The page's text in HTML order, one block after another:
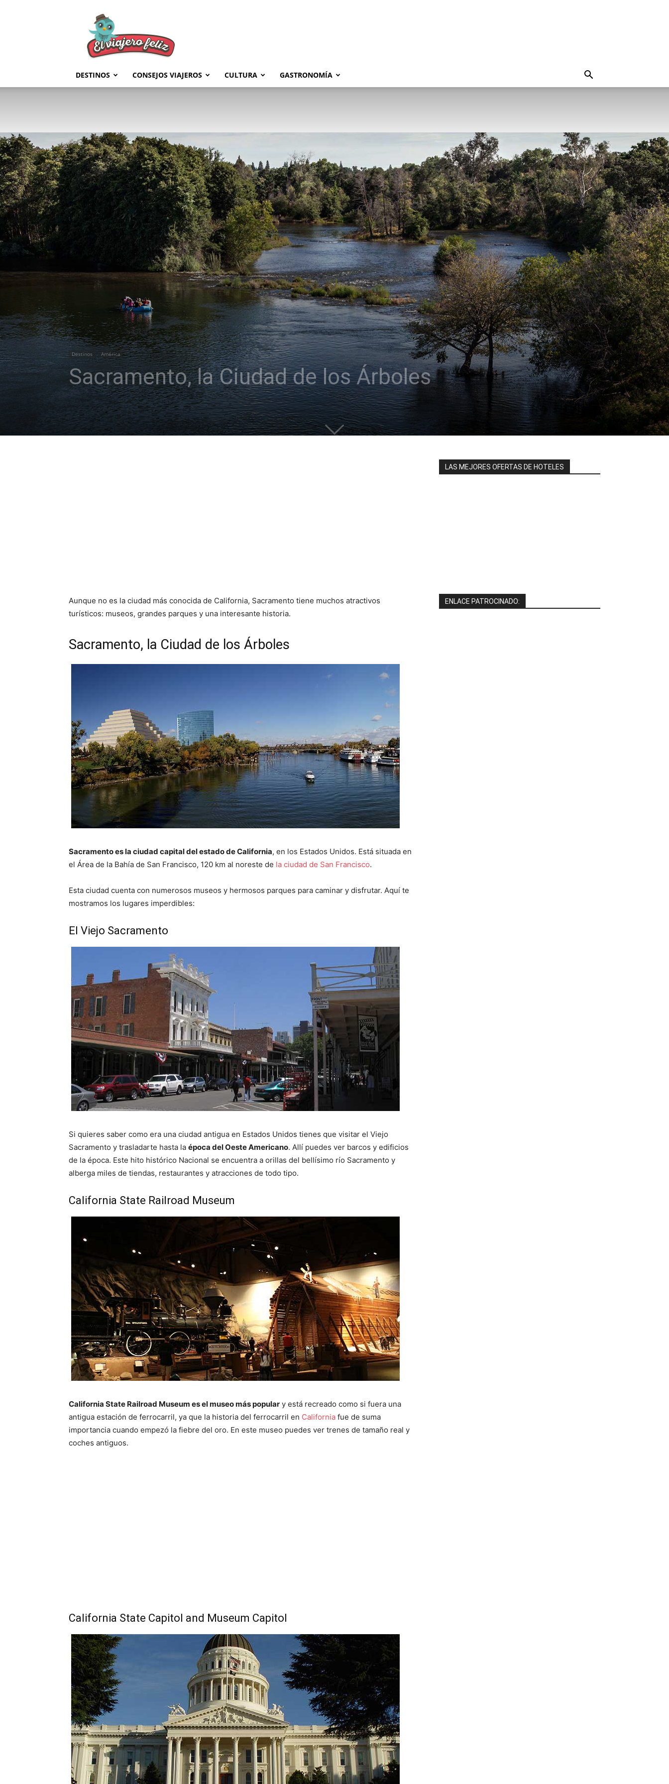
Feliz
DESTINOS CONSEJOS VIAJEROS CULTURA GASTRONOMÍA
Destinos América
Sacramento, la Ciudad de los Árboles
Aunque no es la ciudad más conocida de California, Sacramento tiene muchos atractivos
turísticos: museos, grandes parques y una interesante historia.
Sacramento, la Ciudad de los Árboles
Sacramento es la ciudad capital del estado de California, en los Estados Unidos. Está situada en
el Área de la Bahía de San Francisco, 120 km al noreste de la ciudad de San Francisco.
Esta ciudad cuenta con numerosos museos y hermosos parques para caminar y disfrutar. Aquí te
mostramos los lugares imperdibles:
El Viejo Sacramento
Si quieres saber como era una ciudad antigua en Estados Unidos tienes que visitar el Viejo
Sacramento y trasladarte hasta la época del Oeste Americano. Allí puedes ver barcos y edificios
de la época. Este hito histórico Nacional se encuentra a orillas del bellísimo río Sacramento y
alberga miles de tiendas, restaurantes y atracciones de todo tipo.
California State Railroad Museum
California State Railroad Museum es el museo más popular y está recreado como si fuera una
antigua estación de ferrocarril, ya que la historia del ferrocarril en California fue de suma
importancia cuando empezó la fiebre del oro. En este museo puedes ver trenes de tamaño real y
coches antiguos.
California State Capitol and Museum Capitol
LAS MEJORES OFERTAS DE HOTELES
ENLACE PATROCINADO: